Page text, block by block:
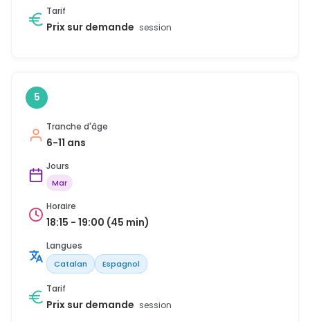
Tarif
Prix sur demande session
5
Tranche d'âge
6-11 ans
Jours
Mar
Horaire
18:15 - 19:00 (45 min)
Langues
Catalan Espagnol
Tarif
Prix sur demande session